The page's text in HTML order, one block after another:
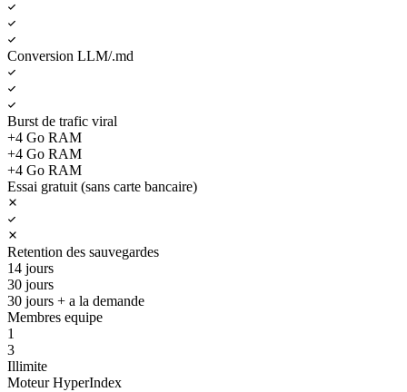
Conversion LLM/.md
Burst de trafic viral
+4 Go RAM
+4 Go RAM
+4 Go RAM
Essai gratuit (sans carte bancaire)
Retention des sauvegardes
14 jours
30 jours
30 jours + a la demande
Membres equipe
1
3
Illimite
Moteur HyperIndex